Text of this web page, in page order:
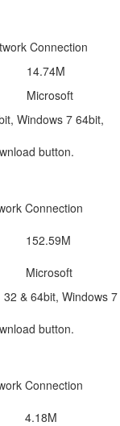
Connection
14.74M
Microsoft
Windows 7 64bit,
button.
Connection
152.59M
Microsoft
& 64bit, Windows 7
button.
Connection
4.18M